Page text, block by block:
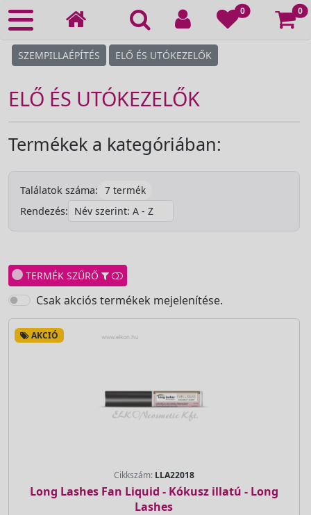
0 0
SZEMPILLAÉPÍTÉS ELŐ ÉS UTÓKEZELŐK
ELŐ ÉS UTÓKEZELŐK
Termékek a kategóriában:
Találatok száma: 7 termék
Rendezés:
TERMÉK SZŰRŐ
Csak akciós termékek mejelenítése.
AKCIÓ
Cikkszám: LLA22018
Long Lashes Fan Liquid - Kókusz illatú - Long
Lashes